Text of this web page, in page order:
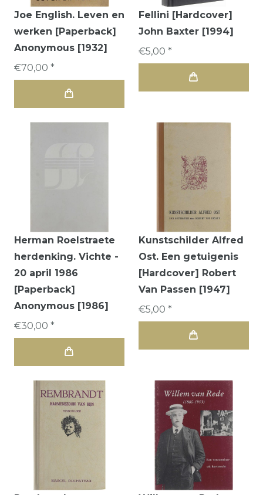
Joe English. Leven en
werken [Paperback]
Anonymous [1932]
€70,00 *
Fellini [Hardcover]
John Baxter [1994]
€5,00 *
Herman Roelstraete
herdenking. Vichte -
20 april 1986
[Paperback]
Anonymous [1986]
€30,00 *
Kunstschilder Alfred
Ost. Een getuigenis
[Hardcover] Robert
Van Passen [1947]
€5,00 *